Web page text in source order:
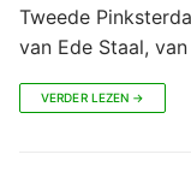
Tweede
van Ede Staal,
VERDER LEZEN →